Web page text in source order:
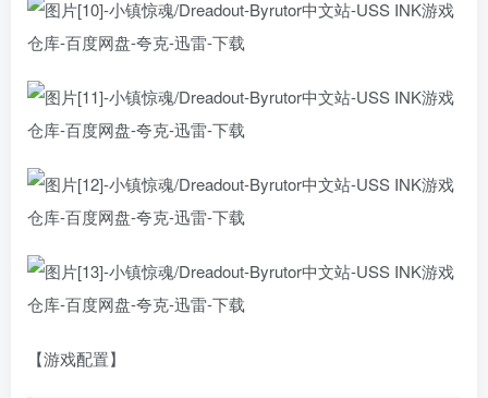
【游戏配置】